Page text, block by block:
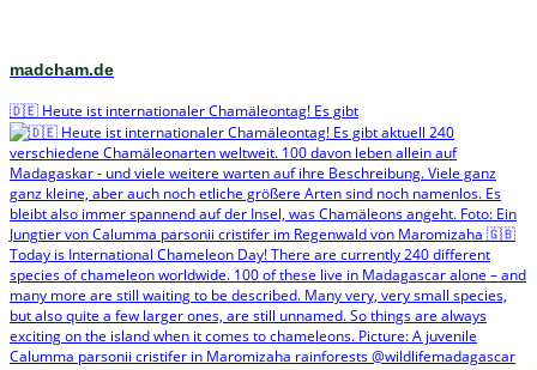
madcham.de
🇩🇪 Heute ist internationaler Chamäleontag! Es gibt